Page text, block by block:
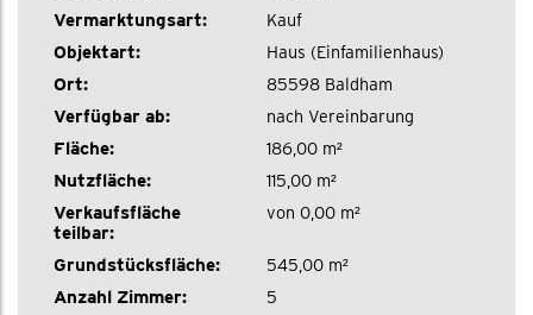
Vermarktungsart: Kauf
Objektart: Haus (Einfamilienhaus)
Ort: 85598 Baldham
Verfügbar ab: nach Vereinbarung
Fläche: 186,00 m²
Nutzfläche: 115,00 m²
Verkaufsfläche
teilbar:
von 0,00 m²
Grundstücksfläche: 545,00 m²
Anzahl Zimmer: 5